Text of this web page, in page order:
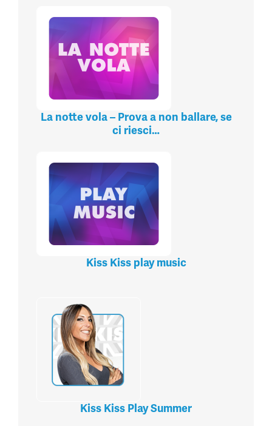
La notte vola – Prova a non ballare, se
ci riesci…
Kiss Kiss play music
Kiss Kiss Play Summer